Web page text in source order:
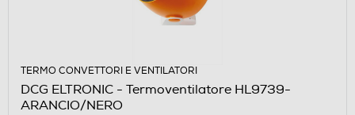
TERMO CONVETTORI E VENTILATORI
DCG ELTRONIC - Termoventilatore HL9739-
ARANCIO/NERO